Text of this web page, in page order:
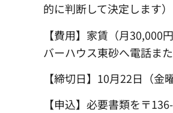
的に判断して決定します）
【費用】家賃（月30,000
バーハウス東砂へ電話ま
【締切日】10月22日（金
【申込】必要書類を〒